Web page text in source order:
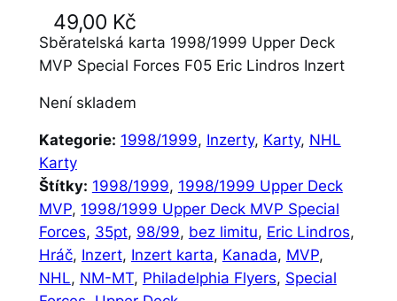
49,00 Kč
Sběratelská karta 1998/1999 Upper Deck
MVP Special Forces F05 Eric Lindros Inzert
Není skladem
Kategorie: 1998/1999, Inzerty, Karty, NHL
Karty
Štítky: 1998/1999, 1998/1999 Upper Deck
MVP, 1998/1999 Upper Deck MVP Special
Forces, 35pt, 98/99, bez limitu, Eric Lindros
Hráč, Inzert, Inzert karta, Kanada, MVP
NHL, NM-MT, Philadelphia Flyers, Special